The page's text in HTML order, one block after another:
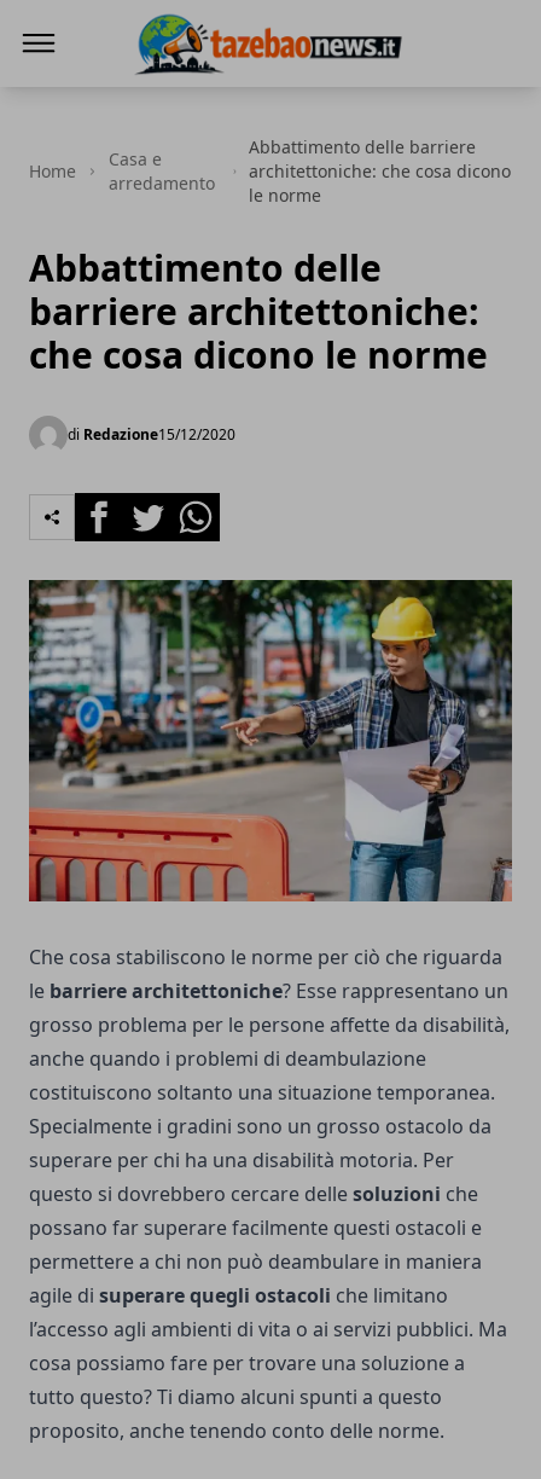
Home
Casa e
arredamento
Abbattimento delle barriere
architettoniche: che cosa dicono
le norme
Abbattimento delle
barriere architettoniche:
che cosa dicono le norme
di Redazione15/12/2020
FacebookTwitterWhatsapp
Che cosa stabiliscono le norme per ciò che riguarda
le barriere architettoniche? Esse rappresentano un
grosso problema per le persone affette da disabilità,
anche quando i problemi di deambulazione
costituiscono soltanto una situazione temporanea.
Specialmente i gradini sono un grosso ostacolo da
superare per chi ha una disabilità motoria. Per
questo si dovrebbero cercare dellesoluzioni che
possano far superare facilmente questi ostacoli e
permettere a chi non può deambulare in maniera
agile di superare quegli ostacoli che limitano
l’accesso agli ambienti di vita o ai servizi pubblici. Ma
cosa possiamo fare per trovare una soluzione a
tutto questo? Ti diamo alcuni spunti a questo
proposito, anche tenendo conto delle norme.